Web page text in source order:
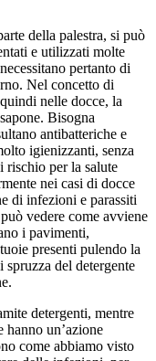
della palestra, si può
e utilizzati molte
pertanto di
Nel concetto di
nelle docce, la
Bisogna
antibatteriche e
igienizzanti, senza
rischio per la salute
nei casi di docce
di infezioni e parassiti
vedere come avviene
i pavimenti,
presenti pulendo la
del detergente
detergenti, mentre
hanno un’azione
come abbiamo visto